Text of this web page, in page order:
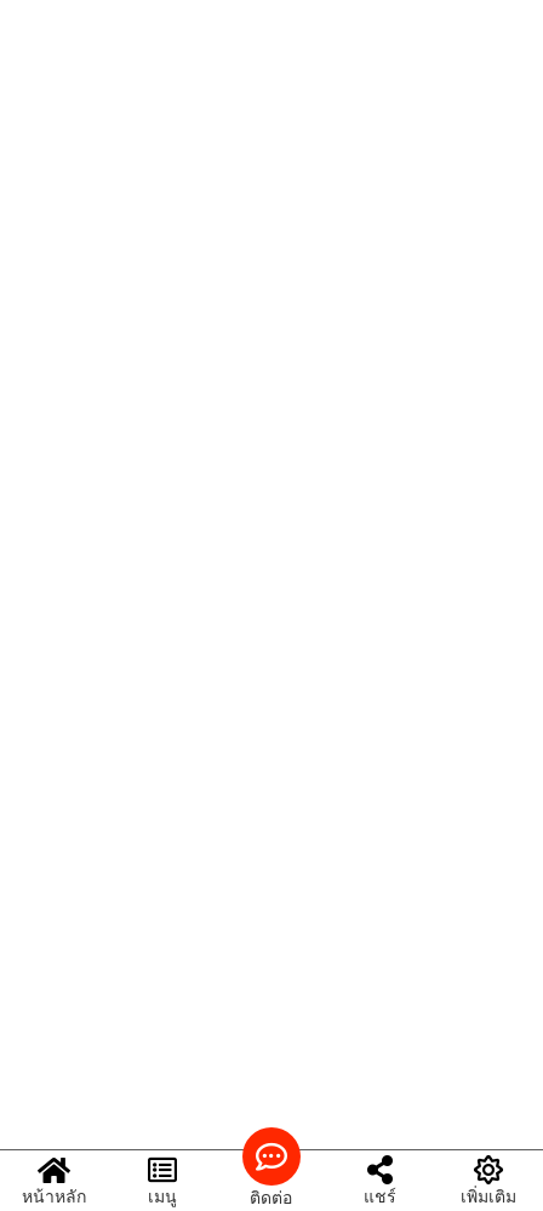
หน้าหลัก เมนู ติดต่อ แชร์ เพิ่มเติม